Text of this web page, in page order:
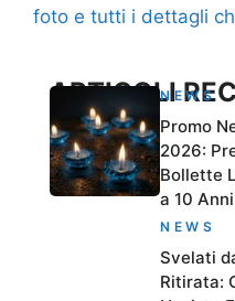
foto e tutti i dettagli
ARTICOLINEWS
Promo
2026:
Bollette
a 10 Anni
NEWS
Svelati
Ritirata: